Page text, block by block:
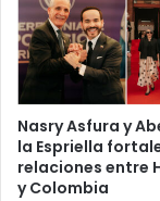
Nasry Asfura y
la Espriella
relaciones entre
y Colombia